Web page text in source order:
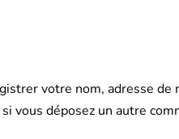
votre nom, adresse de
déposez un autre